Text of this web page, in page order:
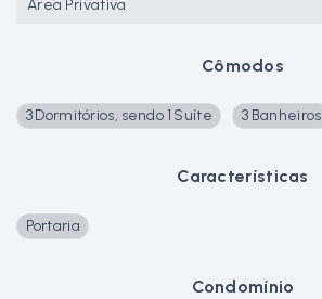
Cômodos
3 Dormitórios, sendo 1 Suíte 3 Banheiros
Características
Portaria
Condomínio
Área Privativa